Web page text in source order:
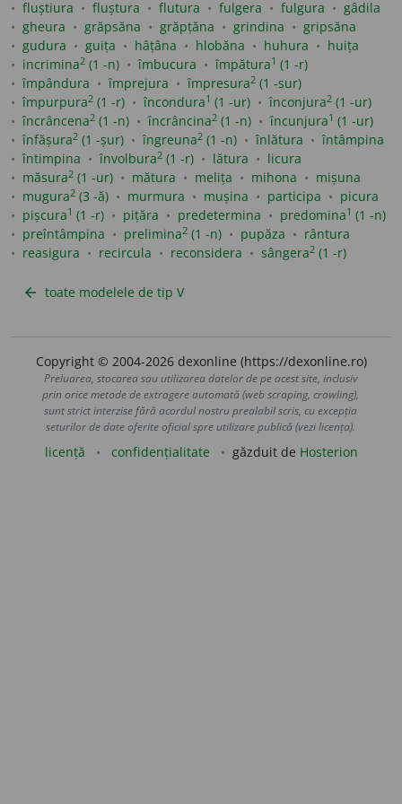
fluștiura
fluștura flutura fulgera fulgura
gâdila
gheura
grăpsăna grăpțăna grindina
gripsăna
gudura
guița hâțâna hlobăna huhura
huița
incrimina2 (1 -n) îmbucura împătura1 (1 -r)
împândura
împrejura împresura2 (1 -sur)
împurpura2 (1 -r) încondura1 (1 -ur) înconjura2 (1 -ur)
încrâncena2 (1 -n) încrâncina2 (1 -n) încunjura1 (1 -ur)
înfășura2 (1 -șur) îngreuna2 (1 -n) înlătura
întâmpina
întimpina
învolbura2 (1 -r) lătura
licura
măsura2 (1 -ur) mătura melița mihona
mișuna
mugura2 (3 -ă) murmura mușina participa
picura
pișcura1 (1 -r) pițăra predetermina predomina1 (1 -n)
preîntâmpina
prelimina2 (1 -n) pupăza
rântura
reasigura
recircula reconsidera sângera2 (1 -r)
arrow_back toate modelele de tip V
Copyright © 2004-2026 dexonline (https://dexonline.ro)
Preluarea, stocarea sau utilizarea datelor de pe acest site, inclusiv
prin orice metode de extragere automată (web scraping, crawling),
sunt strict interzise fără acordul nostru prealabil scris, cu excepția
seturilor de date oferite oficial spre utilizare publică (vezi licența).
licență confidențialitate găzduit de Hosterion